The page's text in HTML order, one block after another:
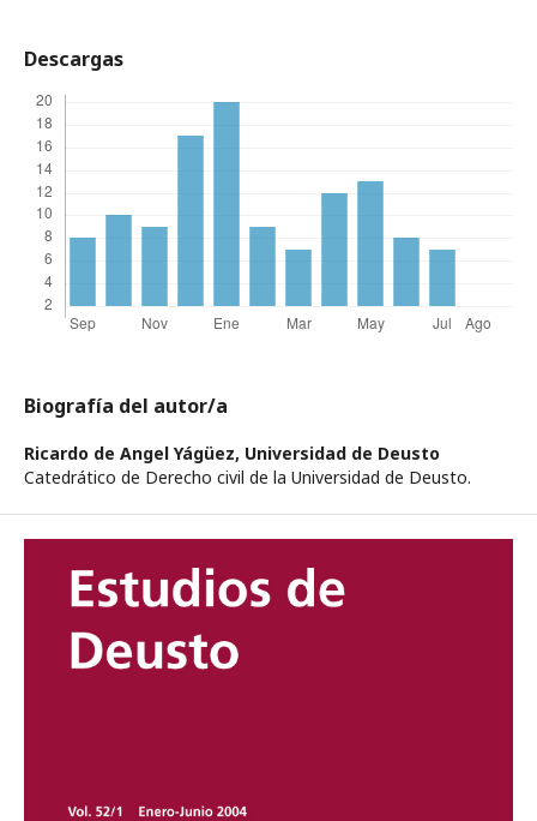
Descargas
Biografía del autor/a
Ricardo de Angel Yágüez, Universidad de Deusto
Catedrático de Derecho civil de la Universidad de Deusto.